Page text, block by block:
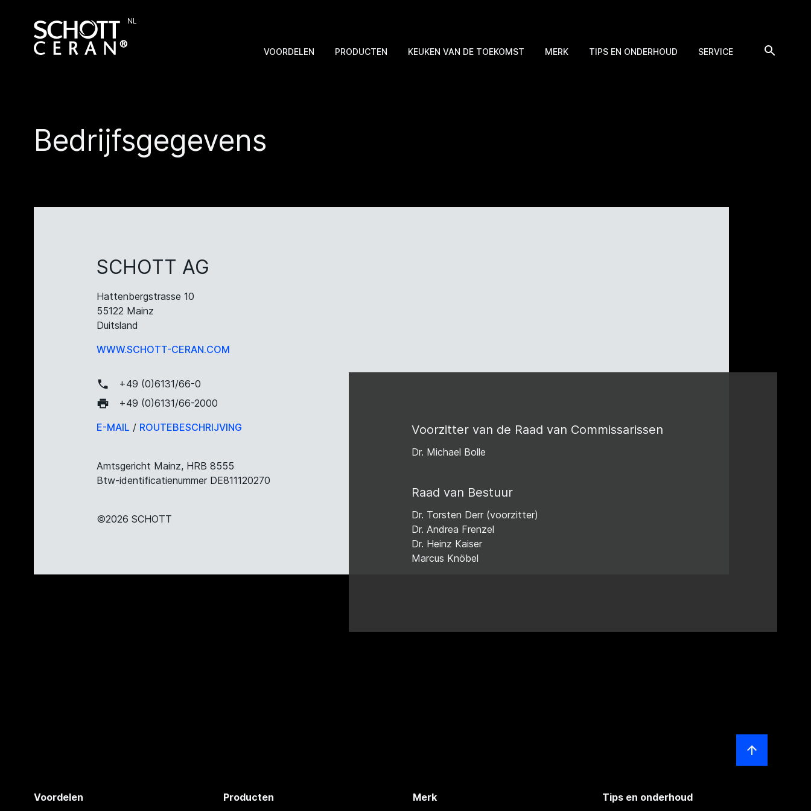
NL
VOORDELEN PRODUCTEN KEUKEN VAN DE TOEKOMST MERK TIPS EN ONDERHOUD SERVICE
Bedrijfsgegevens
SCHOTT AG
Hattenbergstrasse 10
55122 Mainz
Duitsland
WWW.SCHOTT-CERAN.COM
+49 (0)6131/66-0
+49 (0)6131/66-2000
E-MAIL / ROUTEBESCHRIJVING
Amtsgericht Mainz, HRB 8555
Btw-identificatienummer DE811120270
©2026 SCHOTT
Voorzitter van de Raad van Commissarissen
Dr. Michael Bolle
Raad van Bestuur
Dr. Torsten Derr (voorzitter)
Dr. Andrea Frenzel
Dr. Heinz Kaiser
Marcus Knöbel
Voordelen Producten Merk Tips en onderhoud